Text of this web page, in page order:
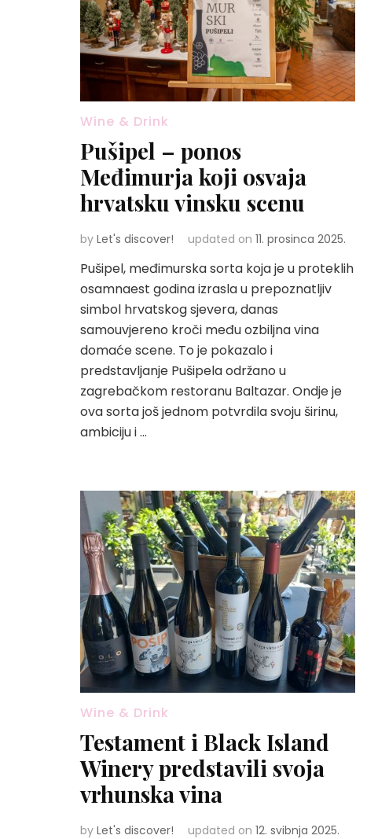
Wine & Drink
Pušipel – ponos
Međimurja koji osvaja
hrvatsku vinsku scenu
by Let's discover! updated on 11. prosinca 2025.
Pušipel, međimurska sorta koja je u proteklih
osamnaest godina izrasla u prepoznatljiv
simbol hrvatskog sjevera, danas
samouvjereno kroči među ozbiljna vina
domaće scene. To je pokazalo i
predstavljanje Pušipela održano u
zagrebačkom restoranu Baltazar. Ondje je
ova sorta još jednom potvrdila svoju širinu,
ambiciju i …
Wine & Drink
Testament i Black Island
Winery predstavili svoja
vrhunska vina
by Let's discover! updated on 12. svibnja 2025.